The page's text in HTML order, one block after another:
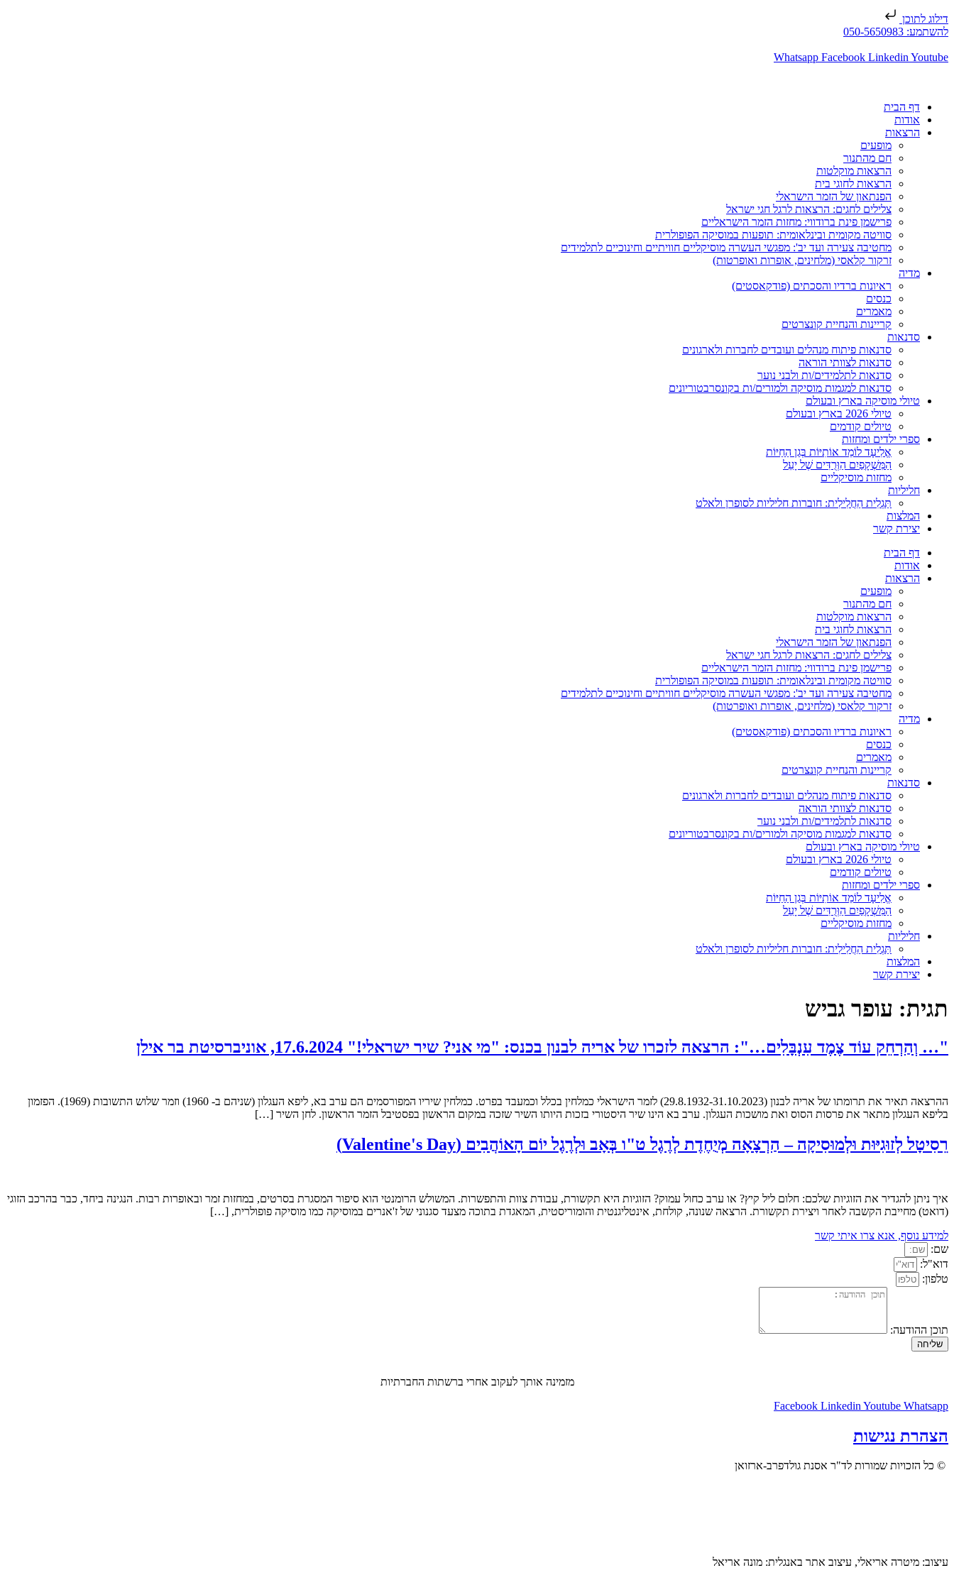
דילוג לתוכן
להשתמע: 050-5650983
Whatsapp Facebook Linkedin Youtube
דף הבית
אודות
הרצאות
מופעים
חם מהתנור
הרצאות מוקלטות
הרצאות לחוגי בית
הפנתאון של הזמר הישראלי
צלילים לחגים: הרצאות לרגל חגי ישראל
פרישמן פינת ברודווי: מחזות הזמר הישראליים
סוויטה מקומית ובינלאומית: תופעות במוסיקה הפופולרית
מחטיבה צעירה ועד יב': מפגשי העשרה מוסיקליים חוויתיים וחינוכיים לתלמידים
זרקור קלאסי (מלחינים, אופרות ואופרטות)
מדיה
ראיונות ברדיו והסכתים (פודקאסטים)
כנסים
מאמרים
קריינות והנחיית קונצרטים
סדנאות
סדנאות פיתוח מנהלים ועובדים לחברות ולארגונים
סדנאות לצוותי הוראה
סדנאות לתלמידים/ות ולבני נוער
סדנאות למגמות מוסיקה ולמורים/ות בקונסרבטוריונים
טיולי מוסיקה בארץ ובעולם
טיולי 2026 בארץ ובעולם
טיולים קודמים
ספרי ילדים ומחזות
אֱלִיעָד לוֹמֵד אוֹתִיּוֹת בְּגַן הַחַיּוֹת
הַמִּשְׁקָפַיִם הַוְּרֻדִּים שֶׁל יָעֵל
מחזות מוסיקליים
חליליות
תַּגְלִית הַחֲלִילִית: חוברות חליליות לסופרן ולאלט
המלצות
יצירת קשר
דף הבית
אודות
הרצאות
מופעים
חם מהתנור
הרצאות מוקלטות
הרצאות לחוגי בית
הפנתאון של הזמר הישראלי
צלילים לחגים: הרצאות לרגל חגי ישראל
פרישמן פינת ברודווי: מחזות הזמר הישראליים
סוויטה מקומית ובינלאומית: תופעות במוסיקה הפופולרית
מחטיבה צעירה ועד יב': מפגשי העשרה מוסיקליים חוויתיים וחינוכיים לתלמידים
זרקור קלאסי (מלחינים, אופרות ואופרטות)
מדיה
ראיונות ברדיו והסכתים (פודקאסטים)
כנסים
מאמרים
קריינות והנחיית קונצרטים
סדנאות
סדנאות פיתוח מנהלים ועובדים לחברות ולארגונים
סדנאות לצוותי הוראה
סדנאות לתלמידים/ות ולבני נוער
סדנאות למגמות מוסיקה ולמורים/ות בקונסרבטוריונים
טיולי מוסיקה בארץ ובעולם
טיולי 2026 בארץ ובעולם
טיולים קודמים
ספרי ילדים ומחזות
אֱלִיעָד לוֹמֵד אוֹתִיּוֹת בְּגַן הַחַיּוֹת
הַמִּשְׁקָפַיִם הַוְּרֻדִּים שֶׁל יָעֵל
מחזות מוסיקליים
חליליות
תַּגְלִית הַחֲלִילִית: חוברות חליליות לסופרן ולאלט
המלצות
יצירת קשר
תגית: עופר גביש
"… וְהַרְחֵק עוֹד צֶמֶד עִנְבָּלִים…": הרצאה לזכרו של אריה לבנון בכנס: "מי אני? שיר ישראלי!" 17.6.2024, אוניברסיטת בר אילן
ההרצאה תאיר את תרומתו של אריה לבנון (29.8.1932-31.10.2023) לזמר הישראלי כמלחין בכלל וכמעבד בפרט. כמלחין שיריו המפורסמים הם ערב בא, ליפא העגלון (שניהם ב- 1960) וזמר שלוש התשובות (1969). הפזמון
בליפא העגלון מתאר את פרסות הסוס ואת מושכות העגלון. ערב בא הינו שיר היסטורי בזכות היותו השיר שזכה במקום הראשון בפסטיבל הזמר הראשון. לחן השיר […]
רֵסִיטָל לְזוּגִיּוּת וּלְמוּסִיקָה – הַרְצָאָה מְיֻחֶדֶת לְרֶגֶל ט"ו בְּאָב וּלְרֶגֶל יוֹם הָאוֹהֲבִים (Valentine's Day)
איך ניתן להגדיר את הזוגיות שלכם: חלום ליל קיץ? או ערב כחול עמוק? הזוגיות היא תקשורת, עבודת צוות והתפשרות. המשולש הרומנטי הוא סיפור המסגרת בסרטים, במחזות זמר ובאופרות רבות. הנגינה ביחד, כבר בהרכב הזוגי
(דואט) מחייבת הקשבה לאחר ויצירת תקשורת. הרצאה שנונה, קולחת, אינטליגנטית והומוריסטית, המאגדת בתוכה מצעד סגנוני של ז'אנרים במוסיקה כמו מוסיקה פופולרית, […]
למידע נוסף, אנא צרו איתי קשר
שם:
דוא"ל:
טלפון:
תוכן ההודעה:
שליחה
מזמינה אותך לעקוב אחרי ברשתות החברתיות
Facebook Linkedin Youtube Whatsapp
הצהרת נגישות
© כל הזכויות שמורות לד"ר אסנת גולדפרב-ארזואן
עיצוב: מיטרה אריאלי, עיצוב אתר באנגלית: מונה אריאל